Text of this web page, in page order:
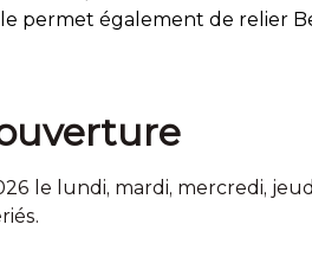
permet également de relier
le lundi, mardi, mercredi,